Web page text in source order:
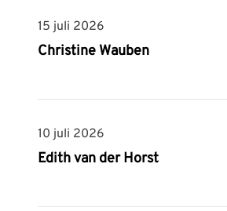
15 juli 2026
15 juli 2026
Christine Wauben
10 juli 2026
10 juli 2026
Edith van der Horst